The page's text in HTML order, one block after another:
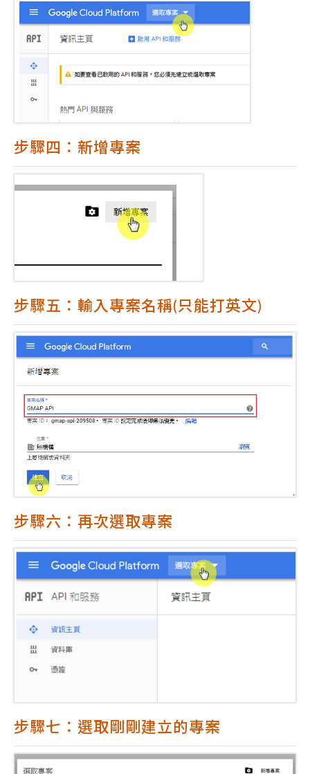
步驟四：新增專案
步驟五：輸入專案名稱(只能打英文)
步驟六：再次選取專案
步驟七：選取剛剛建立的專案